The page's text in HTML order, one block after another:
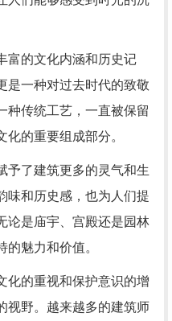
富的文化内涵和历史记
是一种对过去时代的致敬
种传统工艺，一直被保留
的重要组成部分。
予了建筑更多的灵气和生
味和历史感，也为人们提
论是庙宇、宫殿还是园林
魅力和价值。
化的重视和保护意识的增
视野。越来越多的建筑师